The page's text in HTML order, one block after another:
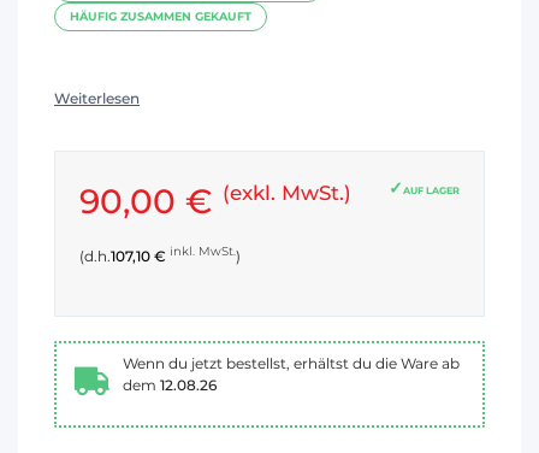
HÄUFIG ZUSAMMEN GEKAUFT
Weiterlesen
AUF LAGER
90,00 € (exkl. MwSt.)
(d.h.107,10 € inkl. MwSt.)
Wenn du jetzt bestellst, erhältst du die Ware ab
dem 12.08.26